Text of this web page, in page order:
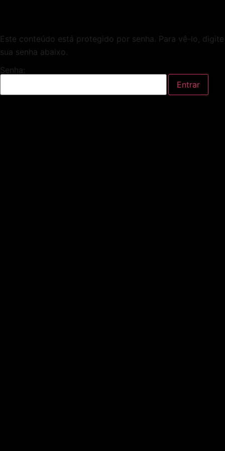
Este conteúdo está protegido por senha. Para vê-lo, digite
sua senha abaixo.
Senha: